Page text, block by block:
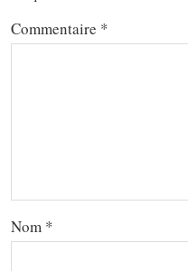
Commentaire *
Nom *